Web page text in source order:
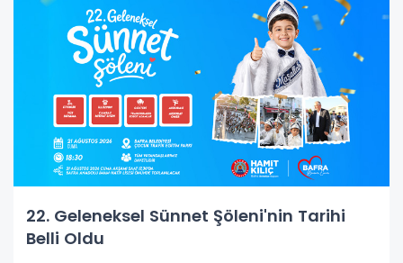
22. Geleneksel Sünnet Şöleni'nin Tarihi
Belli Oldu